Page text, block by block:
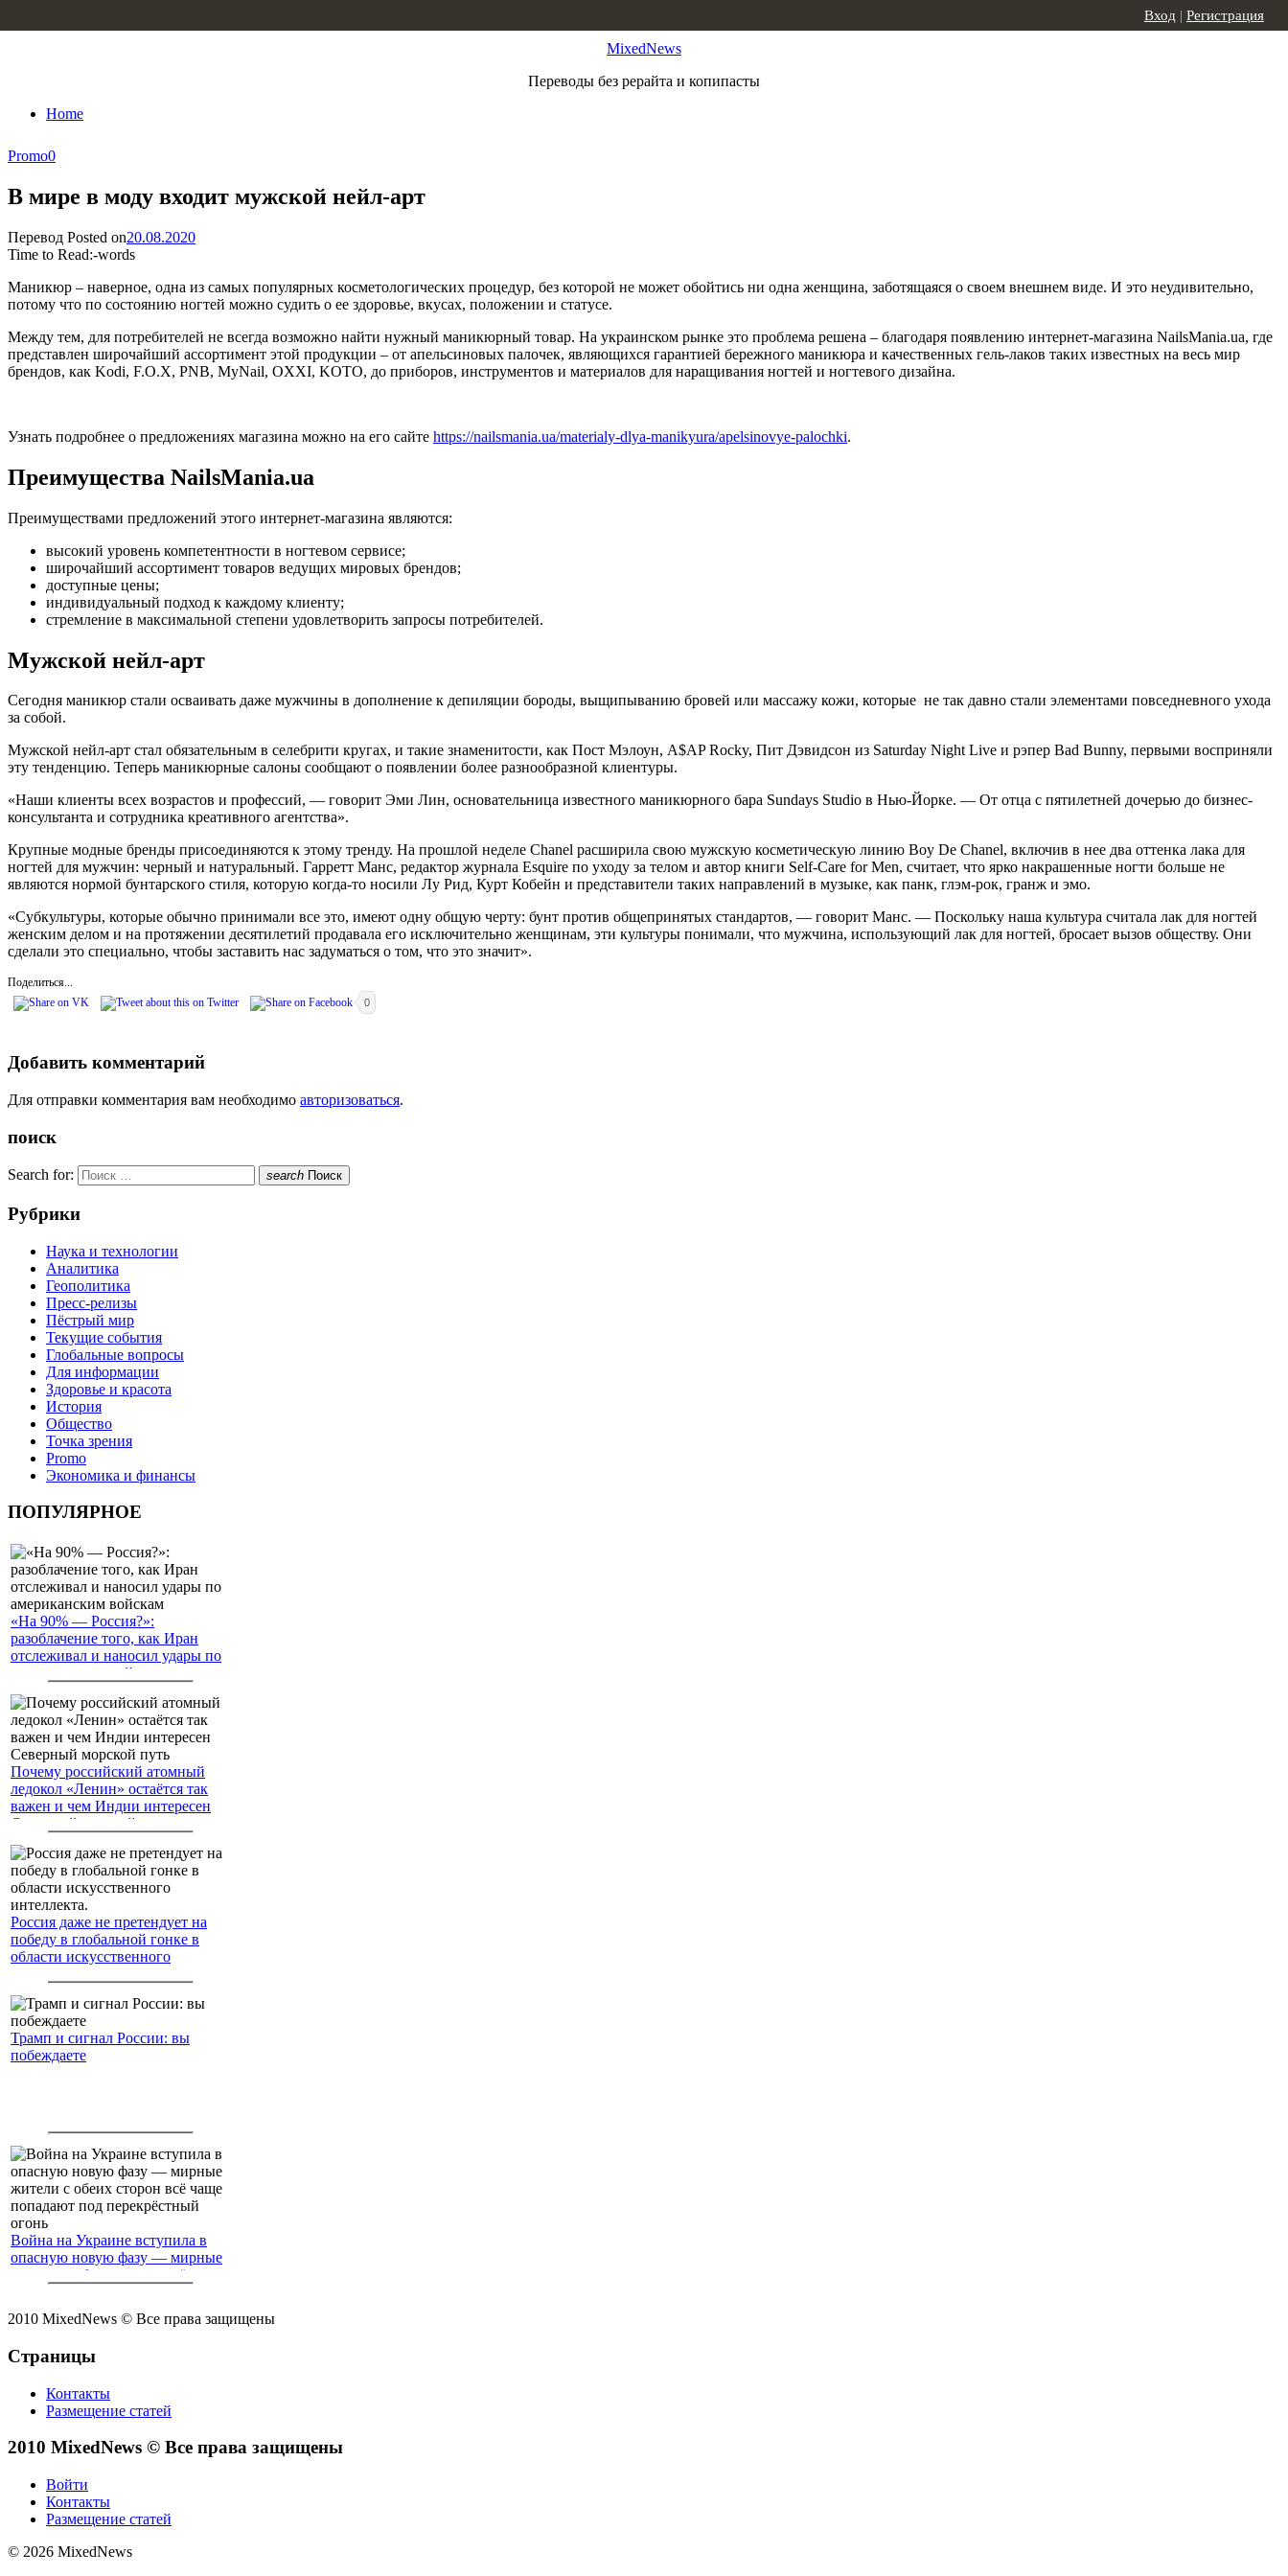
MixedNews
Переводы без рерайта и копипасты
Home
Вход | Регистрация
Promo0
В мире в моду входит мужской нейл-арт
Перевод Posted on20.08.2020
Time to Read:-words
Маникюр – наверное, одна из самых популярных косметологических процедур, без которой не может обойтись ни одна женщина, заботящаяся о своем внешнем виде. И это неудивительно,
потому что по состоянию ногтей можно судить о ее здоровье, вкусах, положении и статусе.
Между тем, для потребителей не всегда возможно найти нужный маникюрный товар. На украинском рынке это проблема решена – благодаря появлению интернет-магазина NailsMania.ua, где
представлен широчайший ассортимент этой продукции – от апельсиновых палочек, являющихся гарантией бережного маникюра и качественных гель-лаков таких известных на весь мир
брендов, как Kodi, F.O.X, PNB, MyNail, OXXI, KOTO, до приборов, инструментов и материалов для наращивания ногтей и ногтевого дизайна.
Узнать подробнее о предложениях магазина можно на его сайте https://nailsmania.ua/materialy-dlya-manikyura/apelsinovye-palochki.
Преимущества NailsMania.ua
Преимуществами предложений этого интернет-магазина являются:
высокий уровень компетентности в ногтевом сервисе;
широчайший ассортимент товаров ведущих мировых брендов;
доступные цены;
индивидуальный подход к каждому клиенту;
стремление в максимальной степени удовлетворить запросы потребителей.
Мужской нейл-арт
Сегодня маникюр стали осваивать даже мужчины в дополнение к депиляции бороды, выщипыванию бровей или массажу кожи, которые не так давно стали элементами повседневного ухода
за собой.
Мужской нейл-арт стал обязательным в селебрити кругах, и такие знаменитости, как Пост Мэлоун, A$AP Rocky, Пит Дэвидсон из Saturday Night Live и рэпер Bad Bunny, первыми восприняли
эту тенденцию. Теперь маникюрные салоны сообщают о появлении более разнообразной клиентуры.
«Наши клиенты всех возрастов и профессий, — говорит Эми Лин, основательница известного маникюрного бара Sundays Studio в Нью-Йорке. — От отца с пятилетней дочерью до бизнес-
консультанта и сотрудника креативного агентства».
Крупные модные бренды присоединяются к этому тренду. На прошлой неделе Chanel расширила свою мужскую косметическую линию Boy De Chanel, включив в нее два оттенка лака для
ногтей для мужчин: черный и натуральный. Гарретт Манс, редактор журнала Esquire по уходу за телом и автор книги Self-Care for Men, считает, что ярко накрашенные ногти больше не
являются нормой бунтарского стиля, которую когда-то носили Лу Рид, Курт Кобейн и представители таких направлений в музыке, как панк, глэм-рок, гранж и эмо.
«Субкультуры, которые обычно принимали все это, имеют одну общую черту: бунт против общепринятых стандартов, — говорит Манс. — Поскольку наша культура считала лак для ногтей
женским делом и на протяжении десятилетий продавала его исключительно женщинам, эти культуры понимали, что мужчина, использующий лак для ногтей, бросает вызов обществу. Они
сделали это специально, чтобы заставить нас задуматься о том, что это значит».
Поделиться...
0
Добавить комментарий
Для отправки комментария вам необходимо авторизоваться.
поиск
Search for: search Поиск
Рубрики
Наука и технологии
Аналитика
Геополитика
Пресс-релизы
Пёстрый мир
Текущие события
Глобальные вопросы
Для информации
Здоровье и красота
История
Общество
Точка зрения
Promo
Экономика и финансы
ПОПУЛЯРНОЕ
«На 90% — Россия?»:
разоблачение того, как Иран
отслеживал и наносил удары по
американским войскам
Почему российский атомный
ледокол «Ленин» остаётся так
важен и чем Индии интересен
Северный морской путь
Россия даже не претендует на
победу в глобальной гонке в
области искусственного
Трамп и сигнал России: вы
побеждаете
Война на Украине вступила в
опасную новую фазу — мирные
жители с обеих сторон всё чаще
2010 MixedNews © Все права защищены
Страницы
Контакты
Размещение статей
2010 MixedNews © Все права защищены
Войти
Контакты
Размещение статей
© 2026 MixedNews